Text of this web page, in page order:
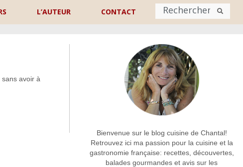
L’AUTEUR CONTACT
Nom
Commentaire ou message *
sans avoir à
Bienvenue sur le blog cuisine de Chantal!
Retrouvez ici ma passion pour la cuisine et la
gastronomie française: recettes, découvertes,
balades gourmandes et avis sur les